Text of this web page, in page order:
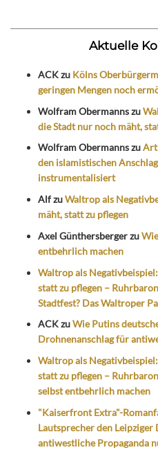
Aktuelle
ACKzu Kölns
geringen Mengen noch
Wolfram Obermannszu
die Stadt nur noch mäht,
Wolfram Obermannszu
den islamistischen
instrumentalisiert
AlfzuWaltrop als
mäht, statt zu pflegen
Axel Günthersbergerzu
entbehrlich machen
Waltrop als
statt zu pflegen –
Stadtfest? Das Waltroper
ACKzuWie Putins
Drohnenanschlag für
Waltrop als
statt zu pflegen –
selbst entbehrlich machen
"Kaiserfront Extra"-
Lautsprecher den
antiwestliche Propaganda